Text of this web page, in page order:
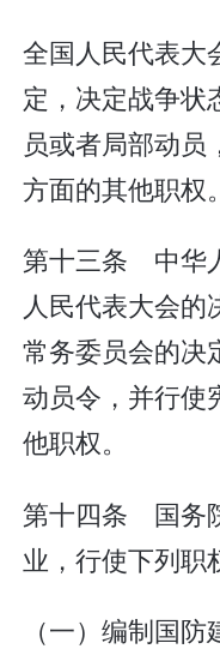
全国人民代表大
定，决定战争状
员或者局部动
方面的其他职权。
第十三条 中华
人民代表大会的
常务委员会的决
动员令，并行使
他职权。
第十四条 国务
业，行使下列职
（一）编制国